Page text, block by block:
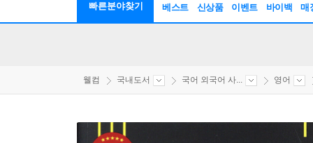
빠른분야찾기 베스트 신상품 이벤트 바이백 매
웰컴 국내도서 국어 외국어 사... 영어